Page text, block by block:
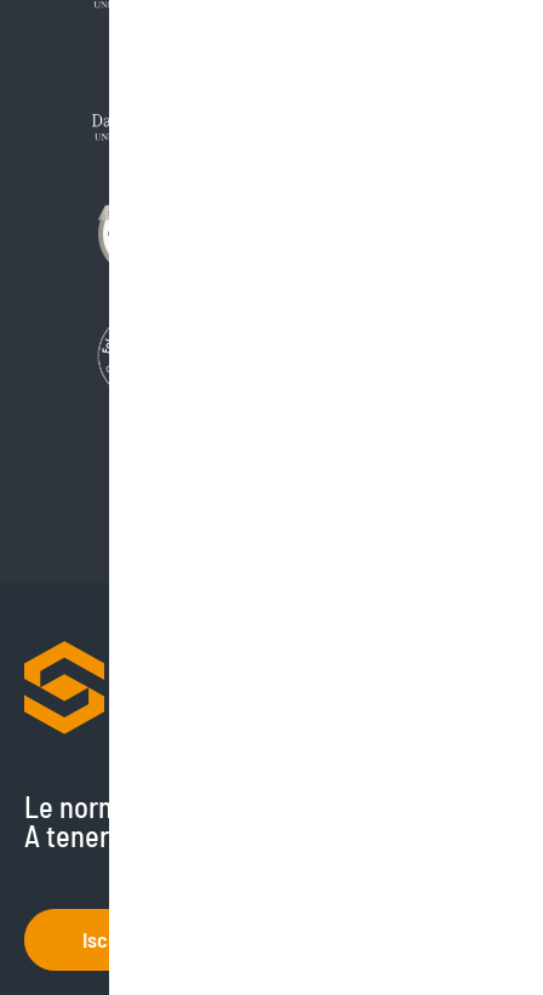
Le normative cambiano di continuo.
A tenerti aggiornato ci pensiamo noi.
Iscriviti